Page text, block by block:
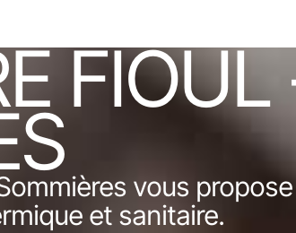
FIOUL
vous
et sanitaire.